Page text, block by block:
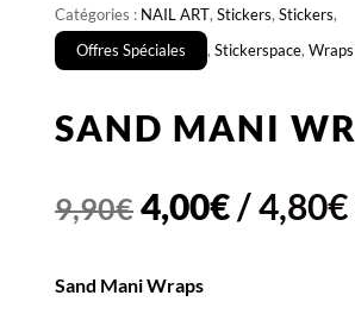
Catégories : NAIL ART, Stickers, Stickers,
Offres Spéciales
, Stickerspace,
SAND MANI
9,90€ Le
4,00€Le
/4,80€
Sand Mani Wraps